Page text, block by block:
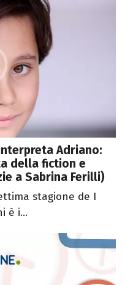
Adriano:
della fiction e
a Sabrina Ferilli)
stagione de I
è i...